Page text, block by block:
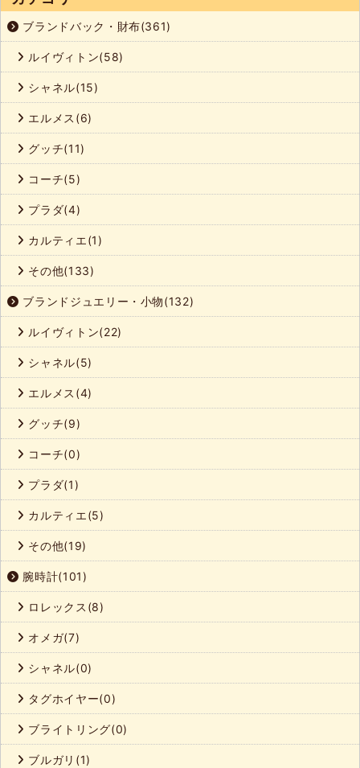
ブランドバック・財布(361)
ルイヴィトン(58)
シャネル(15)
エルメス(6)
グッチ(11)
コーチ(5)
プラダ(4)
カルティエ(1)
その他(133)
ブランドジュエリー・小物(132)
ルイヴィトン(22)
シャネル(5)
エルメス(4)
グッチ(9)
コーチ(0)
プラダ(1)
カルティエ(5)
その他(19)
腕時計(101)
ロレックス(8)
オメガ(7)
シャネル(0)
タグホイヤー(0)
ブライトリング(0)
ブルガリ(1)